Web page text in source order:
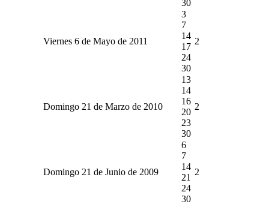
30
Viernes 6 de Mayo de 2011
3
7
14
17
24
30
2
Domingo 21 de Marzo de 2010
13
14
16
20
23
30
2
Domingo 21 de Junio de 2009
6
7
14
21
24
30
2